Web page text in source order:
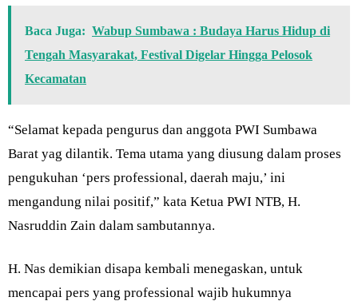
Baca Juga: Wabup Sumbawa : Budaya Harus Hidup di
Tengah Masyarakat, Festival Digelar Hingga Pelosok
Kecamatan
“Selamat kepada pengurus dan anggota PWI Sumbawa
Barat yag dilantik. Tema utama yang diusung dalam proses
pengukuhan ‘pers professional, daerah maju,’ ini
mengandung nilai positif,” kata Ketua PWI NTB, H.
Nasruddin Zain dalam sambutannya.
H. Nas demikian disapa kembali menegaskan, untuk
mencapai pers yang professional wajib hukumnya